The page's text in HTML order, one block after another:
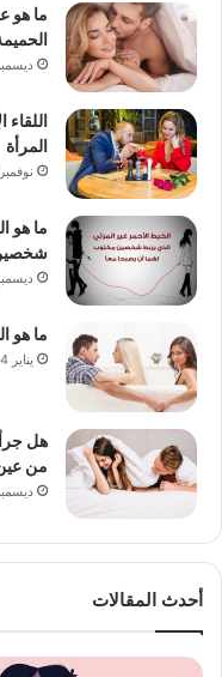
ما هو
ديسمبر 13,
المرأة
نوفمبر 29, 2021
ما هو
شخصين
ديسمبر 6,
ما هو
يناير 4, 2022
هل
من
ديسمبر 12,
أحدث المقالات